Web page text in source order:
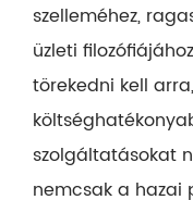
szelleméhez,
üzleti
törekedni kell
szolgáltatásokat
nemcsak a hazai